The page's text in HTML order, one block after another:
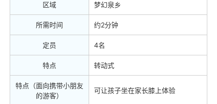
区域 梦幻泉乡
所需时间 约2分钟
定员 4名
特点 转动式
特点（面向携带小朋友
的游客）
可让孩子坐在家长膝上体验